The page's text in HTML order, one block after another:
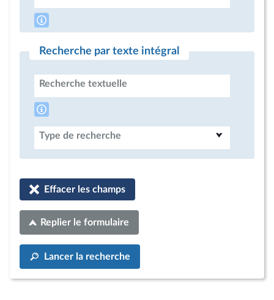
Recherche par texte intégral
Recherche textuelle
Type de recherche
Effacer les champs
Replier le formulaire
Lancer la recherche